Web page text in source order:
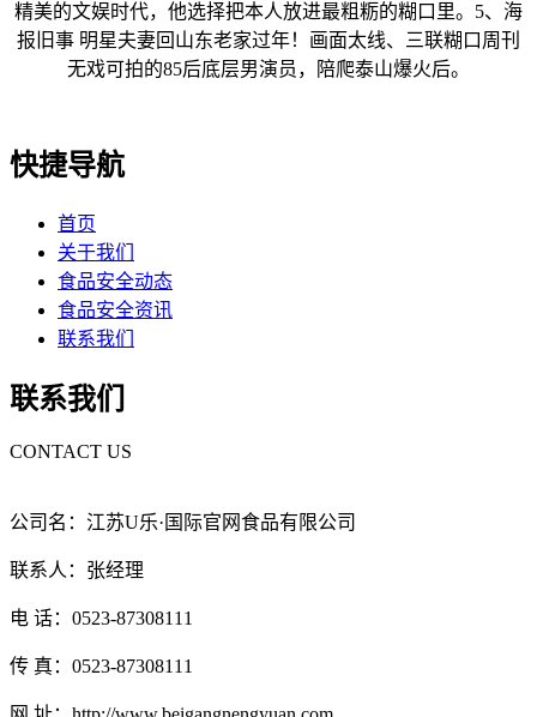
精美的文娱时代，他选择把本人放进最粗粝的糊口里。5、海
报旧事 明星夫妻回山东老家过年！画面太线、三联糊口周刊
无戏可拍的85后底层男演员，陪爬泰山爆火后。
快捷导航
首页
关于我们
食品安全动态
食品安全资讯
联系我们
联系我们
CONTACT US
公司名：江苏U乐·国际官网食品有限公司
联系人：张经理
电 话：0523-87308111
传 真：0523-87308111